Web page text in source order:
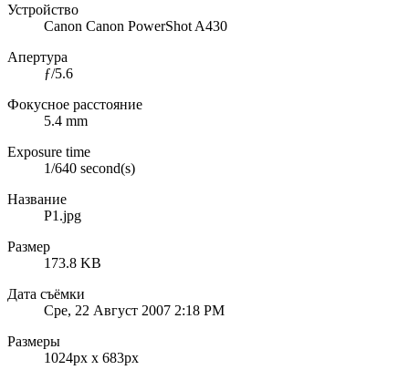
Устройство
Canon Canon PowerShot A430
Апертура
ƒ/5.6
Фокусное расстояние
5.4 mm
Exposure time
1/640 second(s)
Название
P1.jpg
Размер
173.8 KB
Дата съёмки
Сре, 22 Август 2007 2:18 PM
Размеры
1024px x 683px